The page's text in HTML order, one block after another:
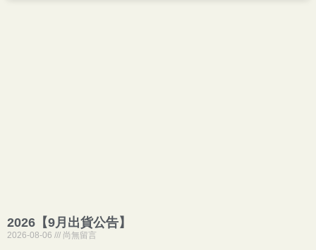
2026【9月出貨公告】
2026-08-06 尚無留言